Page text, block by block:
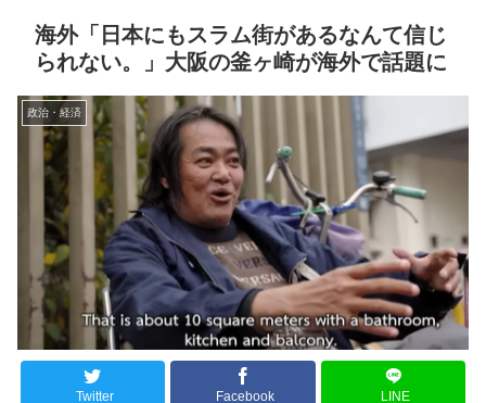
海外「日本にもスラム街があるなんて信じ
られない。」大阪の釜ヶ崎が海外で話題に
政治・経済
Twitter Facebook LINE